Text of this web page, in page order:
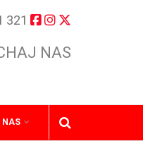
321
NAS
NAS